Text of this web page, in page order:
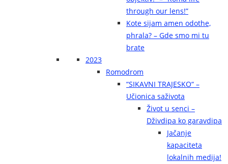
through our lens!”
Kote sijam amen odothe,
phrala? – Gde smo mi tu
brate
2023
Romodrom
“SIKAVNI TRAJESKO“ –
Učionica saživota
Život u senci –
Dživdipa ko garavdipa
Jačanje
kapaciteta
lokalnih medija!